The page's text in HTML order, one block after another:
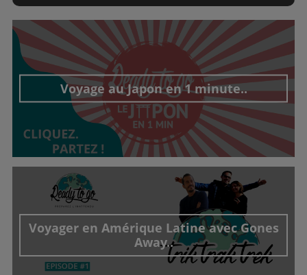
Voyage au Japon en 1 minute..
Découvrir cet interview
Voyager en Amérique Latine avec Gones
Away..